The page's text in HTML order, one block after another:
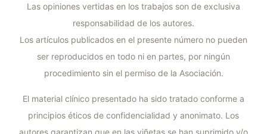
Las opiniones vertidas en los trabajos son de exclusiva
responsabilidad de los autores.
Los artículos publicados en el presente número no pueden
ser reproducidos en todo ni en partes, por ningún
procedimiento sin el permiso de la Asociación.
El material clínico presentado ha sido tratado conforme a
principios éticos de confidencialidad y anonimato. Los
autores garantizan que en las viñetas se han suprimido y/o